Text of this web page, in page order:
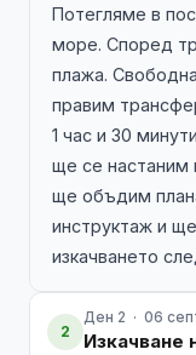
Потегляме в
море. Според
плажа.
правим
1 час и 30
ще се настаним
ще объдим
инструктаж и
изкачването
2 Изкачване